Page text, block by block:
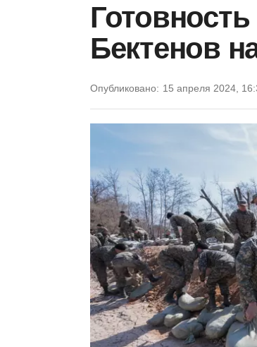
Бектенов
Опубликовано: 15 апреля 2024,